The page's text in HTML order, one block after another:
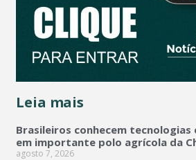
Leia mais
Brasileiros conhecem tecnologias
em importante polo agrícola da
agosto 7, 2026